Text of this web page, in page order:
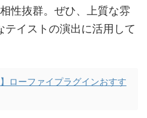
性抜群。ぜひ、上質な雰
テイストの演出に活用して
】ローファイプラグインおすす